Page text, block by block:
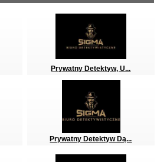
Prywatny Detektyw, U...
Prywatny Detektyw Dą...